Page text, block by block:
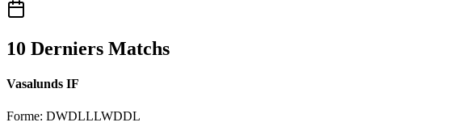
10 Derniers Matchs
Vasalunds IF
Forme: DWDLLLWDDL